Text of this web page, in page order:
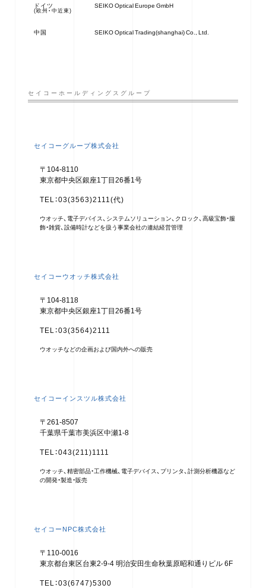
ドイツ
(欧州・中近東)
SEIKO Optical Europe GmbH
中国 SEIKO Optical Trading(shanghai) Co., Ltd.
セイコーホールディングスグループ
セイコーグループ株式会社
〒104-8110
東京都中央区銀座1丁目26番1号
TEL：03(3563)2111(代)
ウオッチ、電子デバイス、システムソリューション、クロック、高級宝飾・服
飾・雑貨、設備時計などを扱う事業会社の連結経営管理
セイコーウオッチ株式会社
〒104-8118
東京都中央区銀座1丁目26番1号
TEL：03(3564)2111
ウオッチなどの企画および国内外への販売
セイコーインスツル株式会社
〒261-8507
千葉県千葉市美浜区中瀬1-8
TEL：043(211)1111
ウオッチ、精密部品・工作機械、電子デバイス、プリンタ、計測分析機器など
の開発・製造・販売
セイコーNPC株式会社
〒110-0016
東京都台東区台東2-9-4 明治安田生命秋葉原昭和通りビル 6F
TEL：03(6747)5300